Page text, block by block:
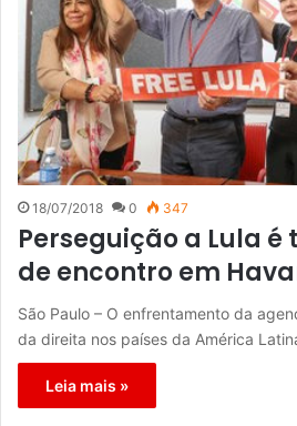
18/07/2018 0 347
Perseguição a Lula
de encontro em
São Paulo – O enfrentamento da
da direita nos países da América
Leia mais »